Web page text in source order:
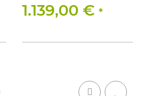
1.139,00 € *